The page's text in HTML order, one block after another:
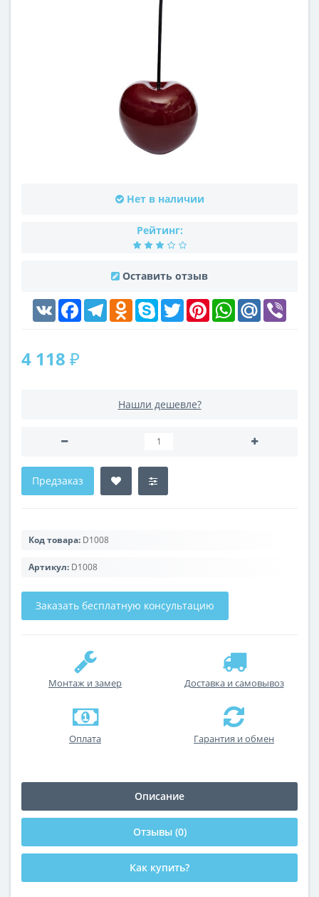
Нет в наличии
Рейтинг:
Оставить отзыв
VK FacebookTelegramOdnoklassniki
Skype Twitter PinterestWhatsAppMail.Ru
4 118 ₽
Нашли дешевле?
Предзаказ
Код товара: D1008
Артикул: D1008
Заказать бесплатную консультацию
Монтаж и замер Доставка и самовывоз
Оплата Гарантия и обмен
Описание
Отзывы (0)
Как купить?